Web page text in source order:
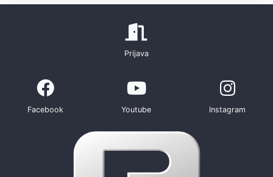
Prijava
Facebook Youtube Instagram